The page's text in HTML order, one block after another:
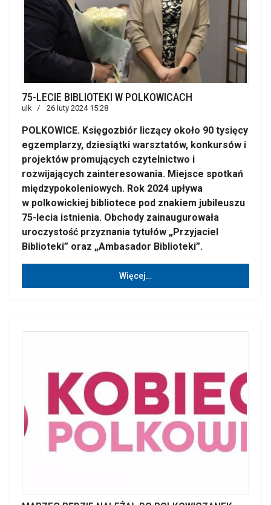
75-LECIE BIBLIOTEKI W POLKOWICACH
ulk 26 luty 2024 15:28
POLKOWICE. Księgozbiór liczący około 90 tysięcy
egzemplarzy, dziesiątki warsztatów, konkursów i
projektów promujących czytelnictwo i
rozwijających zainteresowania. Miejsce spotkań
międzypokoleniowych. Rok 2024 upływa
w polkowickiej bibliotece pod znakiem jubileuszu
75-lecia istnienia. Obchody zainaugurowała
uroczystość przyznania tytułów „Przyjaciel
Biblioteki” oraz „Ambasador Biblioteki”.
Więcej…